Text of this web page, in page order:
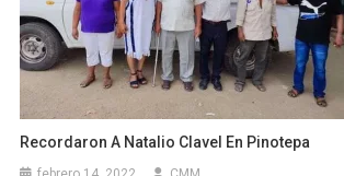
Recordaron A Natalio Clavel En Pinotepa